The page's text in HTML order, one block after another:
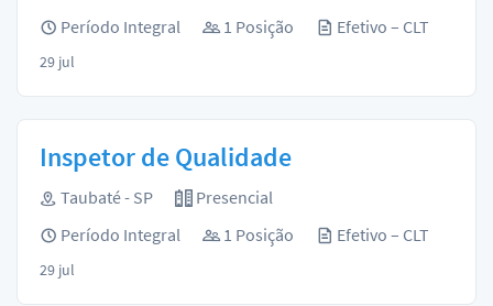
Período Integral
1 Posição Efetivo – CLT
29 jul
Inspetor de Qualidade
Taubaté - SP
Presencial
Período Integral
1 Posição Efetivo – CLT
29 jul